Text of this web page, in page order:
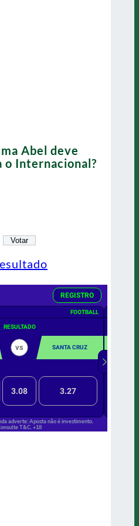
Abel deve
o Internacional?